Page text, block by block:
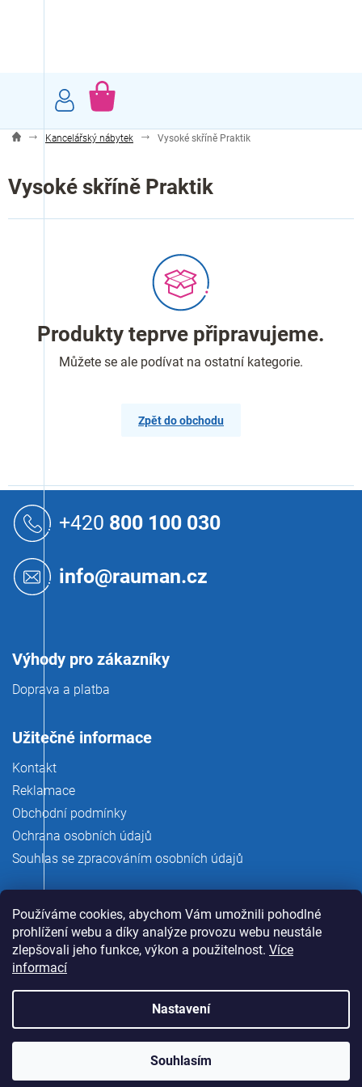
Používáme cookies, abychom Vám umožnili pohodlné
prohlížení webu a díky analýze provozu webu neustále
zlepšovali jeho funkce, výkon a použitelnost. Více
informací
Nastavení
Souhlasím
NÁKUPNÍ
Kancelářský nábytek Vysoké skříně Praktik
Vysoké skříně Praktik
Produkty teprve připravujeme.
Můžete se ale podívat na ostatní kategorie.
Zpět do obchodu
+420 800 100 030
info@rauman.cz
Výhody pro zákazníky
Doprava a platba
Užitečné informace
Kontakt
Reklamace
Obchodní podmínky
Ochrana osobních údajů
Souhlas se zpracováním osobních údajů
Copyright 2026rauman.cz. Všechna práva vyhrazena.